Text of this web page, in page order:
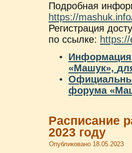
Подробная
https://
Регистрация
по ссылке:
«Машук»,
форума
Расписание
2023 году
Опубликовано 18.05.2023